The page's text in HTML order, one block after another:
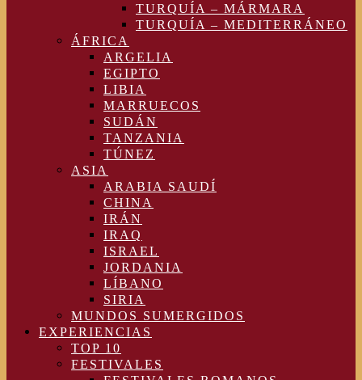
TURQUÍA – MÁRMARA
TURQUÍA – MEDITERRÁNEO
ÁFRICA
ARGELIA
EGIPTO
LIBIA
MARRUECOS
SUDÁN
TANZANIA
TÚNEZ
ASIA
ARABIA SAUDÍ
CHINA
IRÁN
IRAQ
ISRAEL
JORDANIA
LÍBANO
SIRIA
MUNDOS SUMERGIDOS
EXPERIENCIAS
TOP 10
FESTIVALES